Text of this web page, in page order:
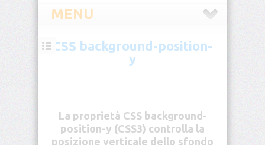
MENU
CSSCSS background-position-
y
La proprietà CSS background-
position-y (CSS3) controlla la
posizione verticale dello sfondo